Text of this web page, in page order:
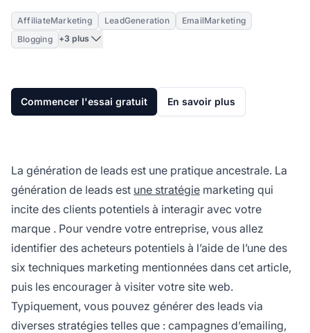
AffiliateMarketing LeadGeneration
EmailMarketing
Blogging
+3 plus
Commencer l'essai gratuit En savoir plus
La génération de leads est une pratique ancestrale. La
génération de leads est une stratégie marketing qui
incite des clients potentiels à interagir avec votre
marque . Pour vendre votre entreprise, vous allez
identifier des acheteurs potentiels à l’aide de l’une des
six techniques marketing mentionnées dans cet article,
puis les encourager à visiter votre site web.
Typiquement, vous pouvez générer des leads via
diverses stratégies telles que : campagnes d’emailing,